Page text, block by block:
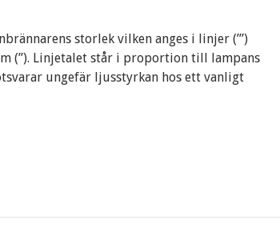
storlek vilken anges i linjer (’’’)
(’’). Linjetalet står i proportion till lampans
ungefär ljusstyrkan hos ett vanligt